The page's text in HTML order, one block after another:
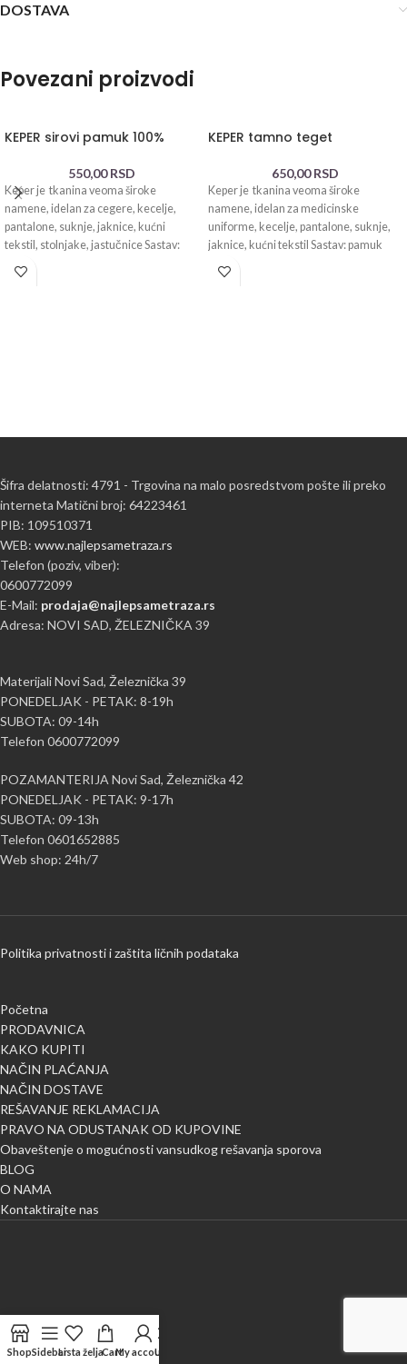
DOSTAVA
Povezani proizvodi
KEPER sirovi pamuk 100%
550,00RSD
Keper je tkanina veoma široke
namene, idelan za cegere, kecelje,
pantalone, suknje, jaknice, kućni
tekstil, stolnjake, jastučnice Sastav:
pamuk 100%
KEPER tamno teget
650,00RSD
Keper je tkanina veoma široke
namene, idelan za medicinske
uniforme, kecelje, pantalone, suknje,
jaknice, kućni tekstil Sastav: pamuk
100% Debljina
Šifra delatnosti: 4791 - Trgovina na malo posredstvom pošte ili preko
interneta Matični broj: 64223461
PIB: 109510371
WEB: www.najlepsametraza.rs
Telefon (poziv, viber):
0600772099
E-Mail: prodaja@najlepsametraza.rs
Adresa: NOVI SAD, ŽELEZNIČKA 39
Materijali Novi Sad, Železnička 39
PONEDELJAK - PETAK: 8-19h
SUBOTA: 09-14h
Telefon 0600772099
POZAMANTERIJA Novi Sad, Železnička 42
PONEDELJAK - PETAK: 9-17h
SUBOTA: 09-13h
Telefon 0601652885
Web shop: 24h/7
Politika privatnosti i zaštita ličnih podataka
Početna
PRODAVNICA
KAKO KUPITI
NAČIN PLAĆANJA
NAČIN DOSTAVE
REŠAVANJE REKLAMACIJA
PRAVO NA ODUSTANAK OD KUPOVINE
Obaveštenje o mogućnosti vansudkog rešavanja sporova
BLOG
O NAMA
Kontaktirajte nas
ShopSidebarLista željaCartMy accountUporedi